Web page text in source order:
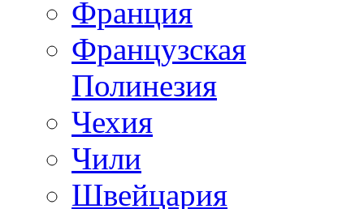
Франция
Французская
Полинезия
Чехия
Чили
Швейцария